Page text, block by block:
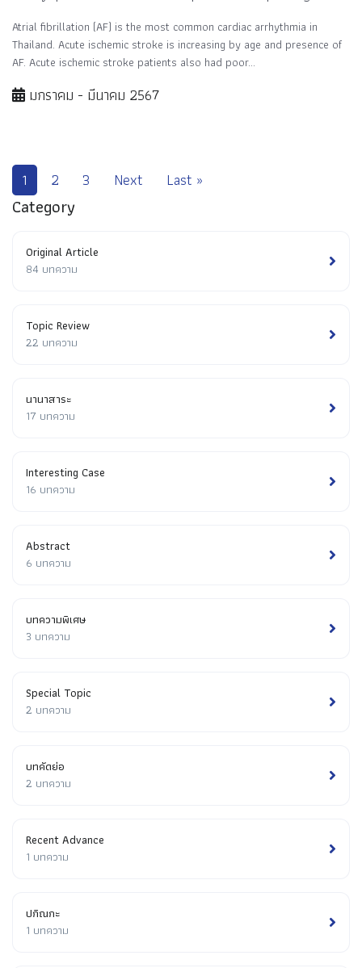
Atrial fibrillation (AF) is the most common cardiac arrhythmia in
Thailand. Acute ischemic stroke is increasing by age and presence of
AF. Acute ischemic stroke patients also had poor...
มกราคม - มีนาคม 2567
1 2 3 Next Last »
Category
Original Article
84 บทความ
Topic Review
22 บทความ
นานาสาระ
17 บทความ
Interesting Case
16 บทความ
Abstract
6 บทความ
บทความพิเศษ
3 บทความ
Special Topic
2 บทความ
บทคัดย่อ
2 บทความ
Recent Advance
1 บทความ
ปกิณกะ
1 บทความ